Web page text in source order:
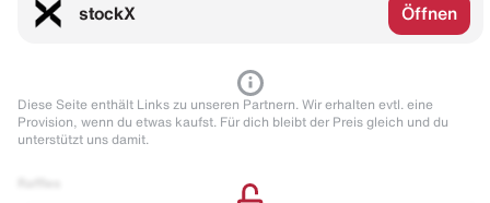
stockX Öffnen
Diese Seite enthält Links zu unseren Partnern. Wir erhalten evtl. eine
Provision, wenn du etwas kaufst. Für dich bleibt der Preis gleich und du
unterstützt uns damit.